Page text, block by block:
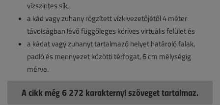
vízszintes sík,
a kád vagy zuhany rögzített vízkivezetőjétől 4 méter
távolságban lévő függőleges köríves virtuális felület és
a kádat vagy zuhanyt tartalmazó helyet határoló falak,
padló és mennyezet közötti térfogat, 6 cm mélységig
mérve.
A cikk még 6 272 karakternyi szöveget tartalmaz.